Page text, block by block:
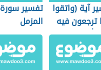
آية (واتقوا
ترجعون فيه
تفسير سورة
المزمل